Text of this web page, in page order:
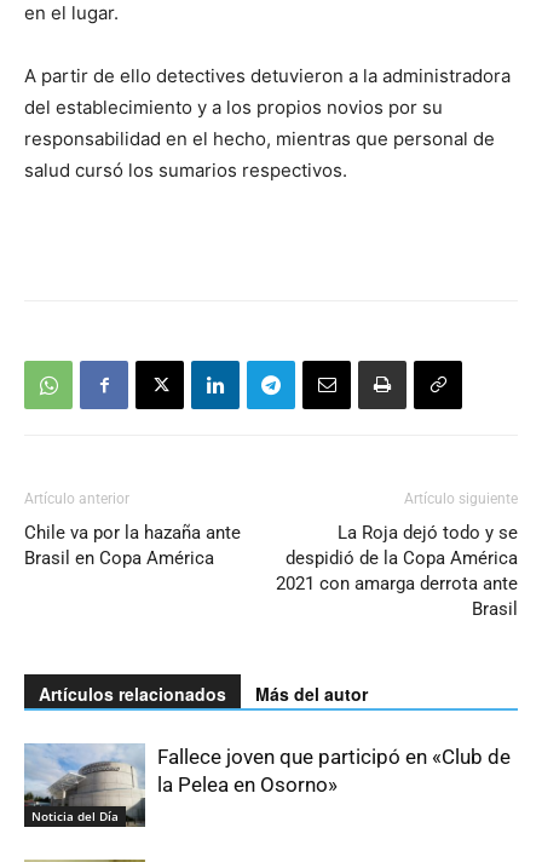
en el lugar.
A partir de ello detectives detuvieron a la administradora
del establecimiento y a los propios novios por su
responsabilidad en el hecho, mientras que personal de
salud cursó los sumarios respectivos.
Artículo anterior
Chile va por la hazaña ante
Brasil en Copa América
Artículo siguiente
La Roja dejó todo y se
despidió de la Copa América
2021 con amarga derrota ante
Brasil
Artículos relacionados Más del autor
Noticia del Día
Fallece joven que participó en «Club de
la Pelea en Osorno»